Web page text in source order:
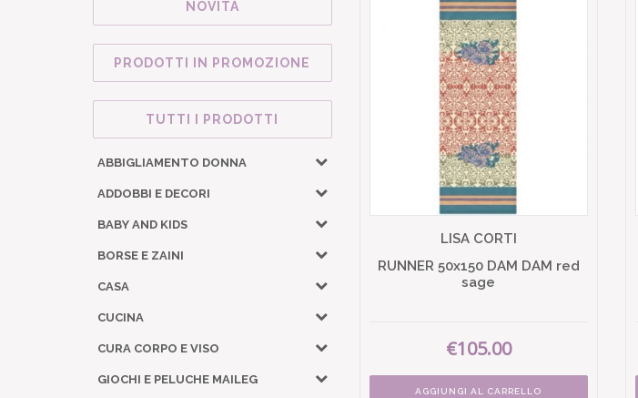
NOVITÀ
PRODOTTI IN PROMOZIONE
TUTTI I PRODOTTI
ABBIGLIAMENTO DONNA
ADDOBBI E DECORI
BABY AND KIDS
BORSE E ZAINI
CASA
CUCINA
CURA CORPO E VISO
GIOCHI E PELUCHE MAILEG
LISA CORTI
RUNNER 50x150 DAM DAM red
sage
€105.00
AGGIUNGI AL CARRELLO